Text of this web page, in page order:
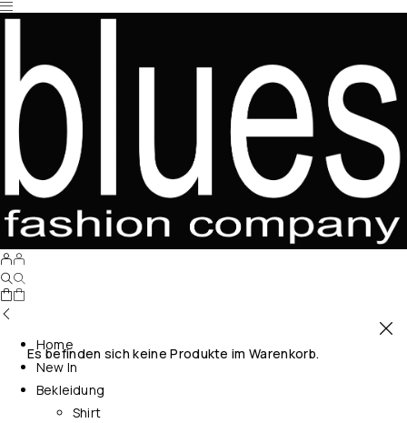
Es befinden sich keine Produkte im Warenkorb.
Home
New In
Bekleidung
Shirt